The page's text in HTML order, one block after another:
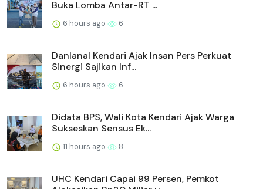
Buka Lomba Antar-RT ...
6 hours ago 6
Danlanal Kendari Ajak Insan Pers Perkuat
Sinergi Sajikan Inf...
6 hours ago 6
Didata BPS, Wali Kota Kendari Ajak Warga
Sukseskan Sensus Ek...
11 hours ago 8
UHC Kendari Capai 99 Persen, Pemkot